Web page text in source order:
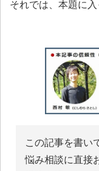
それでは、本題に入
この記事を書い
悩み相談に直接